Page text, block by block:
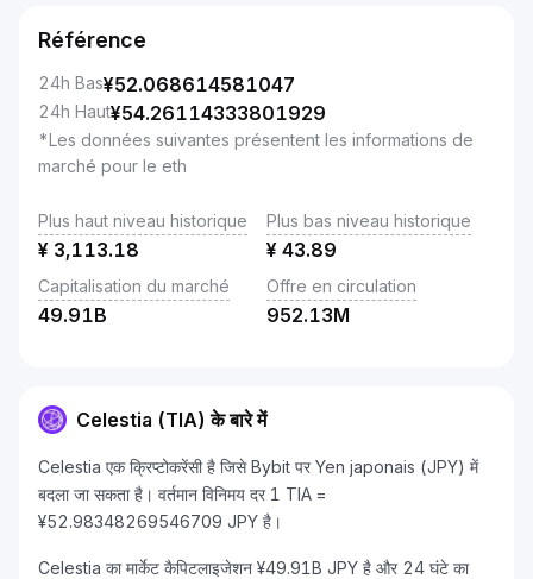
Référence
24h Bas¥52.068614581047
24h Haut¥54.26114333801929
*Les données suivantes présentent les informations de
marché pour le eth
Plus haut niveau historique
¥ 3,113.18
Plus bas niveau historique
¥ 43.89
Capitalisation du marché
49.91B
Offre en circulation
952.13M
Celestia (TIA) के बारे में
Celestia एक क्रिप्टोकरेंसी है जिसे Bybit पर Yen japonais (JPY) में
बदला जा सकता है। वर्तमान विनिमय दर 1 TIA =
¥52.98348269546709 JPY है।
Celestia का मार्केट कैपिटलाइजेशन ¥49.91B JPY है और 24 घंटे का